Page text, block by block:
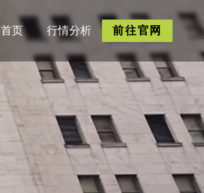
首页 行情分析 前往官网